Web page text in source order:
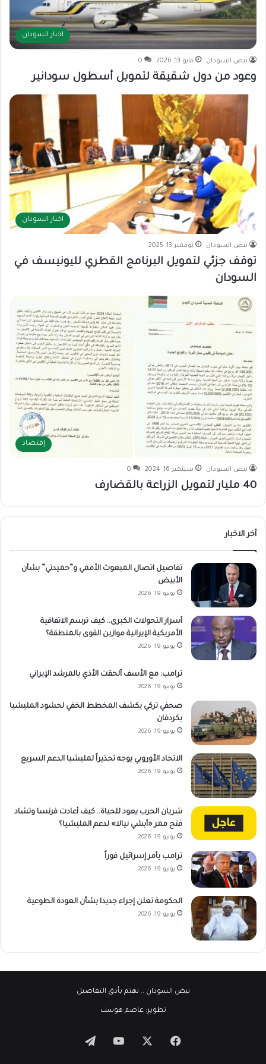
اخبار السودان
نبض السودان مايو 13, 2026 0
وعود من دول شقيقة لتمويل أسطول سودانير
اخبار السودان
نبض السودان نوفمبر 13, 2025
توقف جزئي لتمويل البرنامج القطري لليونيسف في
السودان
إقتصاد
نبض السودان سبتمبر 16, 2024 0
40 مليار لتمويل الزراعة بالقضارف
أخر الاخبار
تفاصيل اتصال المبعوث الأممي و”حميدتي” بشأن
الأبيض
يونيو 19, 2026
أسرار التحولات الكبرى.. كيف ترسم الاتفاقية
الأمريكية الإيرانية موازين القوى بالمنطقة؟
يونيو 19, 2026
ترامب: مع الأسف ألحقت الأذي بالمرشد الإيراني
يونيو 19, 2026
صحفي تركي يكشف المخطط الخفي لحشود المليشيا
بكردفان
يونيو 19, 2026
الاتحاد الأوروبي يوجه تحذيراً لمليشيا الدعم السريع
يونيو 19, 2026
شريان الحرب يعود للحياة.. كيف أعادت فرنسا وتشاد
فتح ممر «أبشي نيالا» لدعم المليشيا؟
يونيو 19, 2026
ترامب يأمر إسرائيل فوراً
يونيو 19, 2026
الحكومة تعلن إجراء جديدا بشأن العودة الطوعية
يونيو 19, 2026
نبض السودان .. نهتم بأدق التفاصيل
تطوير:عاصم هوست
فيسبوك ‫YouTubeتيلقرام